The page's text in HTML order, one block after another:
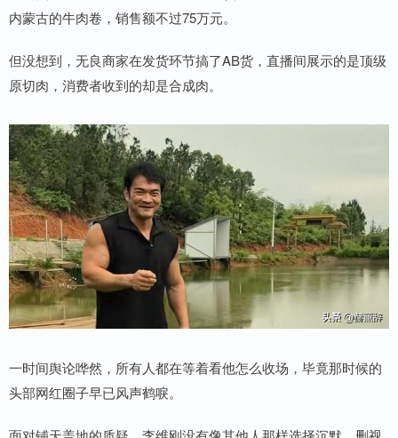
内蒙古的牛肉卷，销售额不过75万元。
但没想到，无良商家在发货环节搞了AB货，直播间展示的是顶级
原切肉，消费者收到的却是合成肉。
一时间舆论哗然，所有人都在等着看他怎么收场，毕竟那时候的
头部网红圈子早已风声鹤唳。